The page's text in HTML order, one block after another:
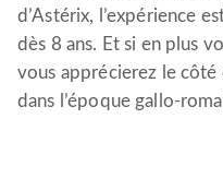
d’Astérix, l’expérience
dès 8 ans. Et si en plus
vous apprécierez le
dans l’époque gallo-